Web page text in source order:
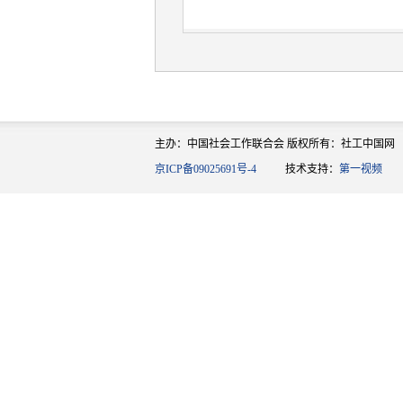
主办：中国社会工作联合会 版权所有：社工中国网
京ICP备09025691号-4 技术支持： 第一视频